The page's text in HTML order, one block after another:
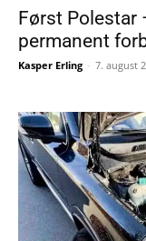
Først
permanent
Kasper Erling - 7. august